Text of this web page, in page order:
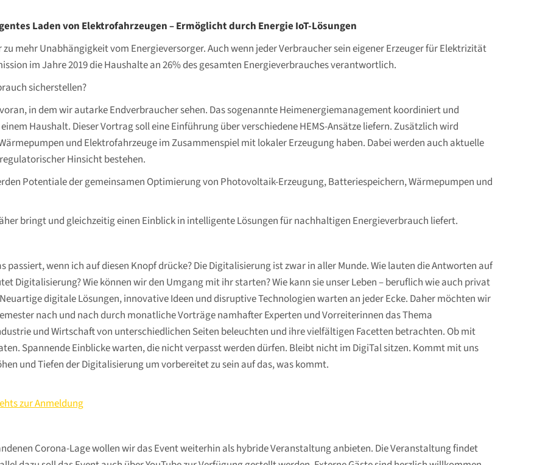
Laden von Elektrofahrzeugen – Ermöglicht durch Energie IoT-Lösungen
mehr Unabhängigkeit vom Energieversorger. Auch wenn jeder Verbraucher sein eigener Erzeuger für Elektrizität
im Jahre 2019 die Haushalte an 26% des gesamten Energieverbrauches verantwortlich.
sicherstellen?
in dem wir autarke Endverbraucher sehen. Das sogenannte Heimenergiemanagement koordiniert und
Haushalt. Dieser Vortrag soll eine Einführung über verschiedene HEMS-Ansätze liefern. Zusätzlich wird
und Elektrofahrzeuge im Zusammenspiel mit lokaler Erzeugung haben. Dabei werden auch aktuelle
Hinsicht bestehen.
Potentiale der gemeinsamen Optimierung von Photovoltaik-Erzeugung, Batteriespeichern, Wärmepumpen und
bringt und gleichzeitig einen Einblick in intelligente Lösungen für nachhaltigen Energieverbrauch liefert.
passiert, wenn ich auf diesen Knopf drücke? Die Digitalisierung ist zwar in aller Munde. Wie lauten die Antworten auf
Digitalisierung? Wie können wir den Umgang mit ihr starten? Wie kann sie unser Leben – beruflich wie auch privat
digitale Lösungen, innovative Ideen und disruptive Technologien warten an jeder Ecke. Daher möchten wir
nach und nach durch monatliche Vorträge namhafter Experten und Vorreiterinnen das Thema
und Wirtschaft von unterschiedlichen Seiten beleuchten und ihre vielfältigen Facetten betrachten. Ob mit
Spannende Einblicke warten, die nicht verpasst werden dürfen. Bleibt nicht im DigiTal sitzen. Kommt mit uns
und Tiefen der Digitalisierung um vorbereitet zu sein auf das, was kommt.
zur Anmeldung
Corona-Lage wollen wir das Event weiterhin als hybride Veranstaltung anbieten. Die Veranstaltung findet